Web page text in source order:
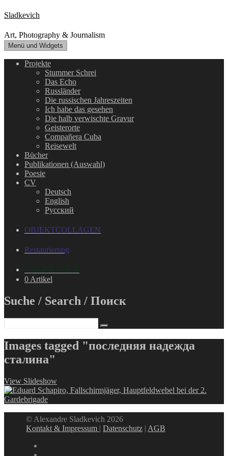
Zum
Inhalt
springen
Sladkevich
Art, Photography & Journalism
Menü und Widgets
Projekte
Stummer Schrei
Das Echo
Russländer
Die russischen Jahreszeiten
Ich habe das gesehen
Die halb verwischte Gravur
Geisterorte
Compañera Cuba
Reisewelt
Bücher
Publikationen (Auswahl)
Poesie
CV
Deutsch
English
Русский
OBJEKTCOLLAGEN
Restaurierung
ONLINE-SHOP
0 Artikel
Suche / Search / Поиск
Images tagged "последняя надежда
сталина"
View Slideshow
© Alexandre Sladkevich 2026
Kontakt & Impressum |Datenschutz | AGB